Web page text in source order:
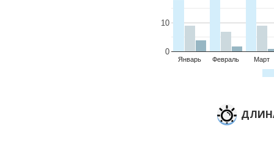
Январь Февраль Март
0
10